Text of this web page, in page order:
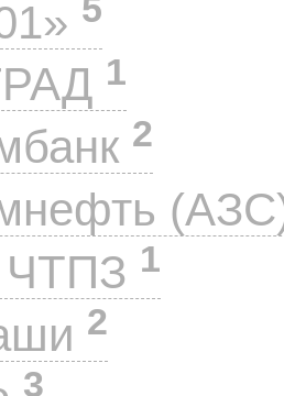
5
1
2
ЧТПЗ 1
2
3